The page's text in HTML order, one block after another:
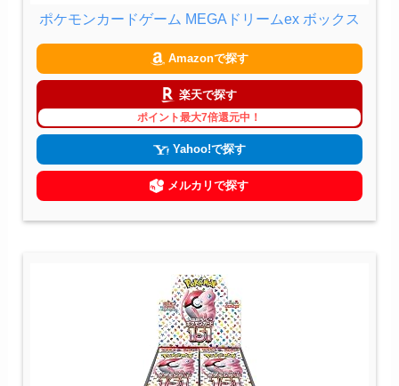
ポケモンカードゲーム MEGAドリームex ボックス
Amazonで探す
楽天で探す
ポイント最大7倍還元中！
Yahoo!で探す
メルカリで探す